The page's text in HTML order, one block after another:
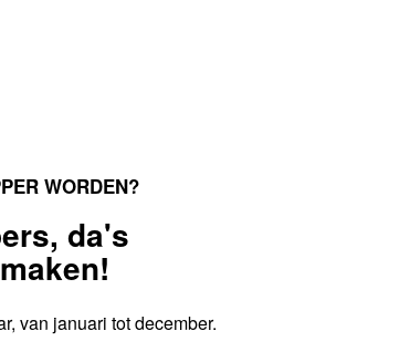
WORDEN?
da's
van januari tot december.